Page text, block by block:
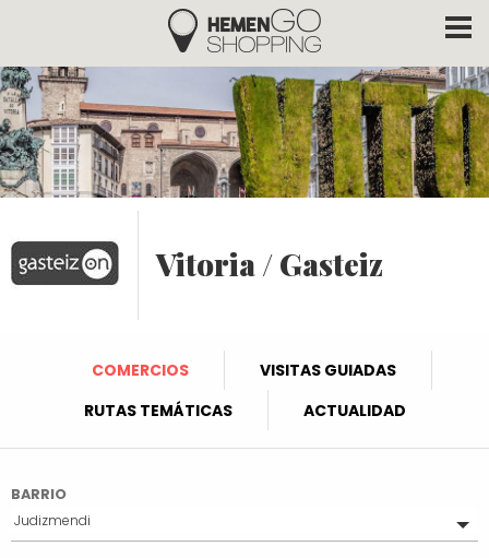
Pasar al contenido principal
Hemengo Shopping
Vitoria / Gasteiz
COMERCIOS
VISITAS GUIADAS
RUTAS TEMÁTICAS
ACTUALIDAD
BARRIO
Judizmendi